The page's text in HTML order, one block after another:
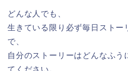
どんな人でも、
生きている限り必ず毎日ストー
で、
自分のストーリーはどんなふう